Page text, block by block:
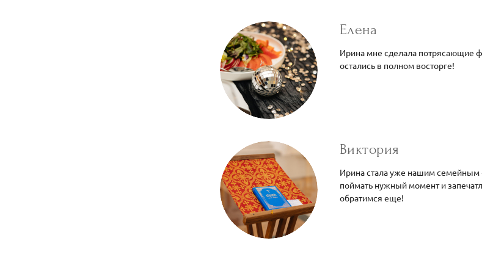
Елена
Ирина мне сделала потрясающие
остались в полном восторге!
Виктория
Ирина стала уже нашим семейным
поймать нужный момент и
обратимся еще!